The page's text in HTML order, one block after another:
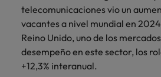
telecomunicaciones vio un
vacantes a nivel mundial en
Reino Unido, uno de los
desempeño en este sector, los
+12,3% interanual.